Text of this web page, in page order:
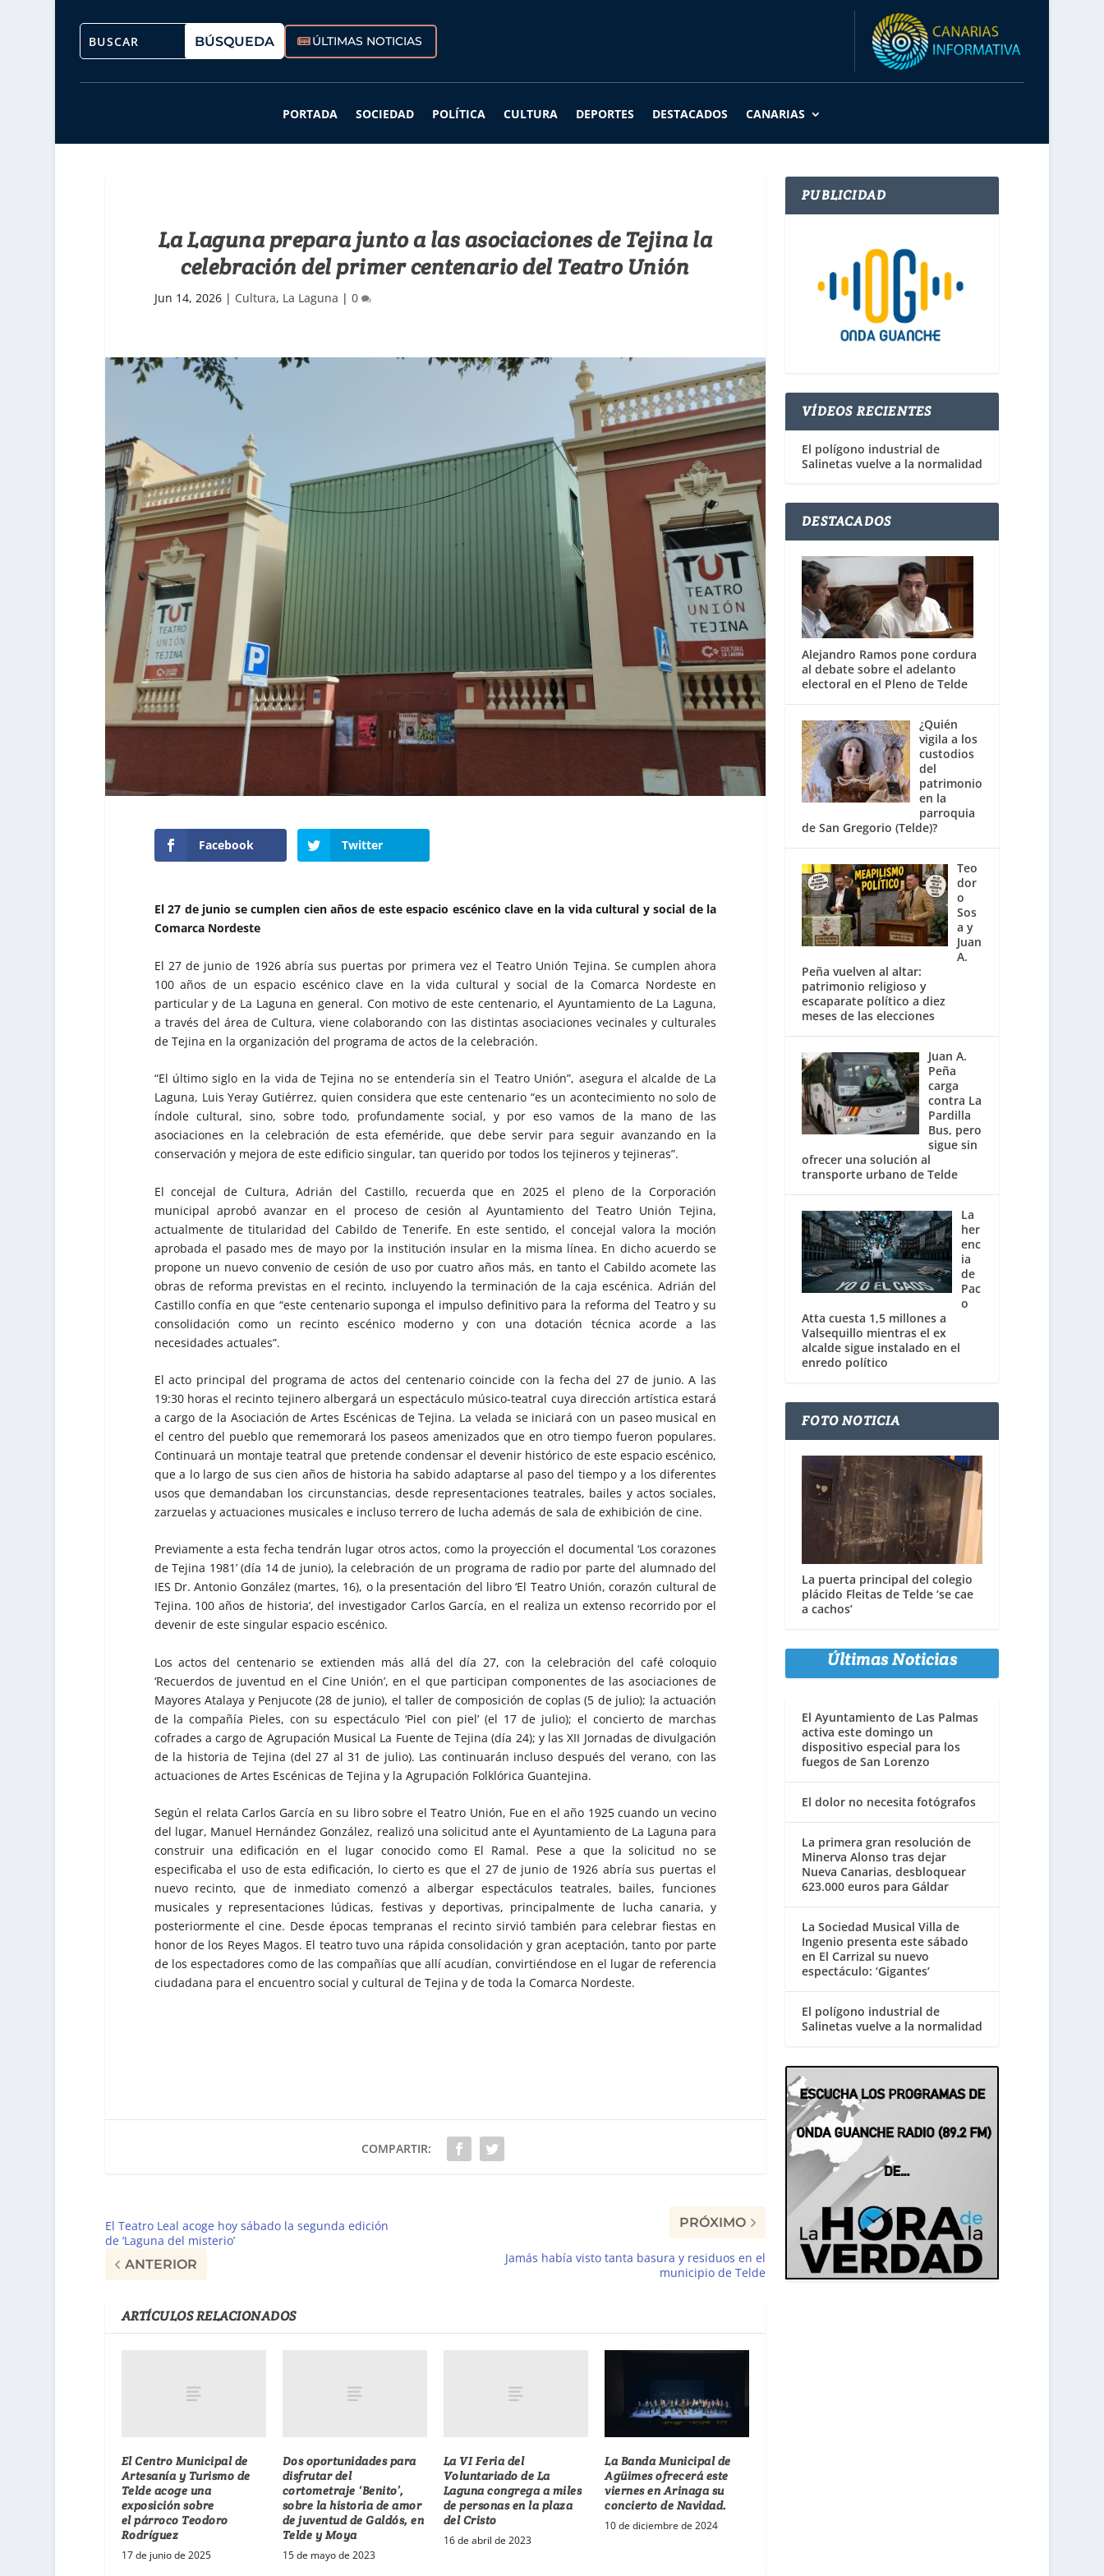
ÚLTIMAS NOTICIAS
PORTADA SOCIEDAD POLÍTICA CULTURA DEPORTES DESTACADOS CANARIAS
La Laguna prepara junto a las asociaciones de Tejina la
celebración del primer centenario del Teatro Unión
Jun 14, 2026| Cultura, La Laguna | 0
Facebook Twitter
El 27 de junio se cumplen cien años de este espacio escénico clave en la vida cultural y social de la
Comarca Nordeste
El 27 de junio de 1926 abría sus puertas por primera vez el Teatro Unión Tejina. Se cumplen ahora
100 años de un espacio escénico clave en la vida cultural y social de la Comarca Nordeste en
particular y de La Laguna en general. Con motivo de este centenario, el Ayuntamiento de La Laguna,
a través del área de Cultura, viene colaborando con las distintas asociaciones vecinales y culturales
de Tejina en la organización del programa de actos de la celebración.
“El último siglo en la vida de Tejina no se entendería sin el Teatro Unión”, asegura el alcalde de La
Laguna, Luis Yeray Gutiérrez, quien considera que este centenario “es un acontecimiento no solo de
índole cultural, sino, sobre todo, profundamente social, y por eso vamos de la mano de las
asociaciones en la celebración de esta efeméride, que debe servir para seguir avanzando en la
conservación y mejora de este edificio singular, tan querido por todos los tejineros y tejineras”.
El concejal de Cultura, Adrián del Castillo, recuerda que en 2025 el pleno de la Corporación
municipal aprobó avanzar en el proceso de cesión al Ayuntamiento del Teatro Unión Tejina,
actualmente de titularidad del Cabildo de Tenerife. En este sentido, el concejal valora la moción
aprobada el pasado mes de mayo por la institución insular en la misma línea. En dicho acuerdo se
propone un nuevo convenio de cesión de uso por cuatro años más, en tanto el Cabildo acomete las
obras de reforma previstas en el recinto, incluyendo la terminación de la caja escénica. Adrián del
Castillo confía en que “este centenario suponga el impulso definitivo para la reforma del Teatro y su
consolidación como un recinto escénico moderno y con una dotación técnica acorde a las
necesidades actuales”.
El acto principal del programa de actos del centenario coincide con la fecha del 27 de junio. A las
19:30 horas el recinto tejinero albergará un espectáculo músico-teatral cuya dirección artística estará
a cargo de la Asociación de Artes Escénicas de Tejina. La velada se iniciará con un paseo musical en
el centro del pueblo que rememorará los paseos amenizados que en otro tiempo fueron populares.
Continuará un montaje teatral que pretende condensar el devenir histórico de este espacio escénico,
que a lo largo de sus cien años de historia ha sabido adaptarse al paso del tiempo y a los diferentes
usos que demandaban los circunstancias, desde representaciones teatrales, bailes y actos sociales,
zarzuelas y actuaciones musicales e incluso terrero de lucha además de sala de exhibición de cine.
Previamente a esta fecha tendrán lugar otros actos, como la proyección el documental ‘Los corazones
de Tejina 1981’ (día 14 de junio), la celebración de un programa de radio por parte del alumnado del
IES Dr. Antonio González (martes, 16), o la presentación del libro ‘El Teatro Unión, corazón cultural de
Tejina. 100 años de historia’, del investigador Carlos García, en el realiza un extenso recorrido por el
devenir de este singular espacio escénico.
Los actos del centenario se extienden más allá del día 27, con la celebración del café coloquio
‘Recuerdos de juventud en el Cine Unión’, en el que participan componentes de las asociaciones de
Mayores Atalaya y Penjucote (28 de junio), el taller de composición de coplas (5 de julio); la actuación
de la compañía Pieles, con su espectáculo ‘Piel con piel’ (el 17 de julio); el concierto de marchas
cofrades a cargo de Agrupación Musical La Fuente de Tejina (día 24); y las XII Jornadas de divulgación
de la historia de Tejina (del 27 al 31 de julio). Las continuarán incluso después del verano, con las
actuaciones de Artes Escénicas de Tejina y la Agrupación Folklórica Guantejina.
Según el relata Carlos García en su libro sobre el Teatro Unión, Fue en el año 1925 cuando un vecino
del lugar, Manuel Hernández González, realizó una solicitud ante el Ayuntamiento de La Laguna para
construir una edificación en el lugar conocido como El Ramal. Pese a que la solicitud no se
especificaba el uso de esta edificación, lo cierto es que el 27 de junio de 1926 abría sus puertas el
nuevo recinto, que de inmediato comenzó a albergar espectáculos teatrales, bailes, funciones
musicales y representaciones lúdicas, festivas y deportivas, principalmente de lucha canaria, y
posteriormente el cine. Desde épocas tempranas el recinto sirvió también para celebrar fiestas en
honor de los Reyes Magos. El teatro tuvo una rápida consolidación y gran aceptación, tanto por parte
de los espectadores como de las compañías que allí acudían, convirtiéndose en el lugar de referencia
ciudadana para el encuentro social y cultural de Tejina y de toda la Comarca Nordeste.
COMPARTIR:
El Teatro Leal acoge hoy sábado la segunda edición
de ‘Laguna del misterio’
ANTERIOR
PRÓXIMO
Jamás había visto tanta basura y residuos en el
municipio de Telde
ARTÍCULOS RELACIONADOS
El Centro Municipal de
Artesanía y Turismo de
Telde acoge una
exposición sobre
el párroco Teodoro
Rodríguez
17 de junio de 2025
Dos oportunidades para
disfrutar del
cortometraje ‘Benito’,
sobre la historia de amor
de juventud de Galdós, en
Telde y Moya
15 de mayo de 2023
La VI Feria del
Voluntariado de La
Laguna congrega a miles
de personas en la plaza
del Cristo
16 de abril de 2023
La Banda Municipal de
Agüimes ofrecerá este
viernes en Arinaga su
concierto de Navidad.
10 de diciembre de 2024
PUBLICIDAD
VÍDEOS RECIENTES
El polígono industrial de
Salinetas vuelve a la normalidad
DESTACADOS
Alejandro Ramos pone cordura
al debate sobre el adelanto
electoral en el Pleno de Telde
¿Quién
vigila a los
custodios
del
patrimonio
en la
parroquia
de San Gregorio (Telde)?
Teo
dor
o
Sos
a y
Juan
A.
Peña vuelven al altar:
patrimonio religioso y
escaparate político a diez
meses de las elecciones
Juan A.
Peña
carga
contra La
Pardilla
Bus, pero
sigue sin
ofrecer una solución al
transporte urbano de Telde
La
her
enc
ia
de
Pac
o
Atta cuesta 1,5 millones a
Valsequillo mientras el ex
alcalde sigue instalado en el
enredo político
FOTO NOTICIA
La puerta principal del colegio
plácido Fleitas de Telde ‘se cae
a cachos’
Últimas Noticias
El Ayuntamiento de Las Palmas
activa este domingo un
dispositivo especial para los
fuegos de San Lorenzo
El dolor no necesita fotógrafos
La primera gran resolución de
Minerva Alonso tras dejar
Nueva Canarias, desbloquear
623.000 euros para Gáldar
La Sociedad Musical Villa de
Ingenio presenta este sábado
en El Carrizal su nuevo
espectáculo: ‘Gigantes’
El polígono industrial de
Salinetas vuelve a la normalidad